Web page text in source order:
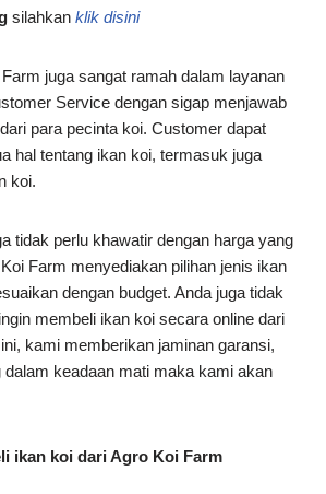
silahkan klik disini
juga sangat ramah dalam layanan
Service dengan sigap menjawab
para pecinta koi. Customer dapat
hal tentang ikan koi, termasuk juga
koi.
tidak perlu khawatir dengan harga yang
Farm menyediakan pilihan jenis ikan
dengan budget. Anda juga tidak
membeli ikan koi secara online dari
kami memberikan jaminan garansi,
dalam keadaan mati maka kami akan
ikan koi dari Agro Koi Farm